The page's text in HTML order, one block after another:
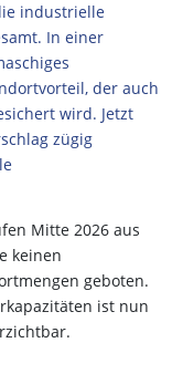
industrielle
In einer
der auch
wird. Jetzt
zügig
Mitte 2026 aus
keinen
geboten.
ist nun